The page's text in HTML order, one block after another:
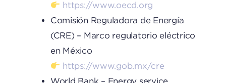
https://www.oecd.org
Comisión Reguladora de Energía
(CRE) – Marco regulatorio eléctrico
en México
https://www.gob.mx/cre
World Bank – Energy service